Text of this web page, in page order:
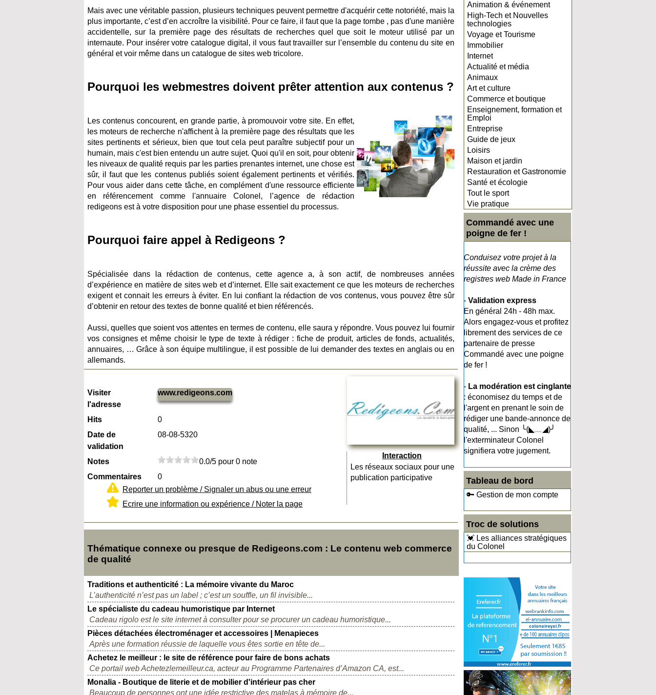
Animation & événement
High-Tech et Nouvelles
technologies
Voyage et Tourisme
Immobilier
Internet
Actualité et média
Animaux
Art et culture
Commerce et boutique
Enseignement, formation et
Emploi
Entreprise
Guide de jeux
Loisirs
Maison et jardin
Restauration et Gastronomie
Santé et écologie
Tout le sport
Vie pratique
Commandé avec une
poigne de fer !
Conduisez votre projet à la
réussite avec la crème des
registres web Made in France
- Validation express
En général 24h - 48h max.
Alors engagez-vous et profitez
librement des services de ce
partenaire de presse
Commandé avec une poigne
de fer !
- La modération est cinglante
: économisez du temps et de
l'argent en prenant le soin de
rédiger une bande-annonce de
qualité, ... Sinon ╰(◣﹏◢)╯
l'exterminateur Colonel
signifiera votre jugement.
Tableau de bord
🔑 Gestion de mon compte
Troc de solutions
💓 Les alliances stratégiques
du Colonel
Mais avec une véritable passion, plusieurs techniques peuvent permettre d'acquérir cette notoriété, mais la
plus importante, c’est d’en accroître la visibilité. Pour ce faire, il faut que la page tombe , pas d'une manière
accidentelle, sur la première page des résultats de recherches quel que soit le moteur utilisé par un
internaute. Pour insérer votre catalogue digital, il vous faut travailler sur l’ensemble du contenu du site en
général et voir même dans un catalogue de sites web tricolore.
Pourquoi les webmestres doivent prêter attention aux contenus ?
Les contenus concourent, en grande partie, à promouvoir votre site. En effet,
les moteurs de recherche n'affichent à la première page des résultats que les
sites pertinents et sérieux, bien que tout cela peut paraître subjectif pour un
humain, mais c'est bien entendu un autre sujet. Quoi qu'il en soit, pour obtenir
les niveaux de qualité requis par les parties prenantes internet, une chose est
sûr, il faut que les contenus publiés soient également pertinents et vérifiés.
Pour vous aider dans cette tâche, en complément d'une ressource efficiente
en référencement comme l'annuaire Colonel, l’agence de rédaction
redigeons est à votre disposition pour une phase essentiel du processus.
Pourquoi faire appel à Redigeons ?
Spécialisée dans la rédaction de contenus, cette agence a, à son actif, de nombreuses années
d’expérience en matière de sites web et d’internet. Elle sait exactement ce que les moteurs de recherches
exigent et connait les erreurs à éviter. En lui confiant la rédaction de vos contenus, vous pouvez être sûr
d’obtenir en retour des textes de bonne qualité et bien référencés.
Aussi, quelles que soient vos attentes en termes de contenu, elle saura y répondre. Vous pouvez lui fournir
vos consignes et même choisir le type de texte à rédiger : fiche de produit, articles de fonds, actualités,
annuaires, … Grâce à son équipe multilingue, il est possible de lui demander des textes en anglais ou en
allemands.
Visiter
l'adresse
www.redigeons.com
Hits
0
Date de
validation
08-08-5320
Notes
0.0/5 pour 0 note
Commentaires
0
Reporter un problème / Signaler un abus ou une erreur
Ecrire une information ou expérience / Noter la page
Interaction
Les réseaux sociaux pour une
publication participative
Thématique connexe ou presque de Redigeons.com : Le contenu web commerce
de qualité
Traditions et authenticité : La mémoire vivante du Maroc
L’authenticité n’est pas un label ; c’est un souffle, un fil invisible...
Le spécialiste du cadeau humoristique par Internet
Cadeau rigolo est le site internet à consulter pour se procurer un cadeau humoristique...
Pièces détachées électroménager et accessoires | Menapieces
Après une formation réussie de laquelle vous êtes sortie en tête de...
Achetez le meilleur : le site de référence pour faire de bons achats
Ce portail web Achetezlemeilleur.ca, acteur au Programme Partenaires d’Amazon CA, est...
Monalia - Boutique de literie et de mobilier d'intérieur pas cher
Beaucoup de personnes ont une idée restrictive des matelas à mémoire de...